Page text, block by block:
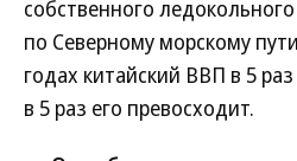
собственного
по Северному морскому
годах китайский ВВП в 5
в 5 раз его превосходит.